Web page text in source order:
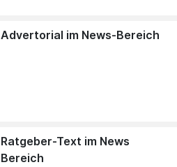
Advertorial im News-Bereich
Ratgeber-Text im News
Bereich